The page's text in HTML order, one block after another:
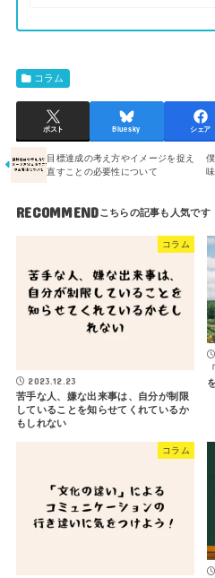
コラム
ポスト Bluesky シェア
目標達成の考え方やイメージを捉え
直すことの必要性について
RECOMMEND
コラム
2023.12.23
苦手な人、嫌な出来事は、自分が制限
していることを知らせてくれているか
もしれない
コラム